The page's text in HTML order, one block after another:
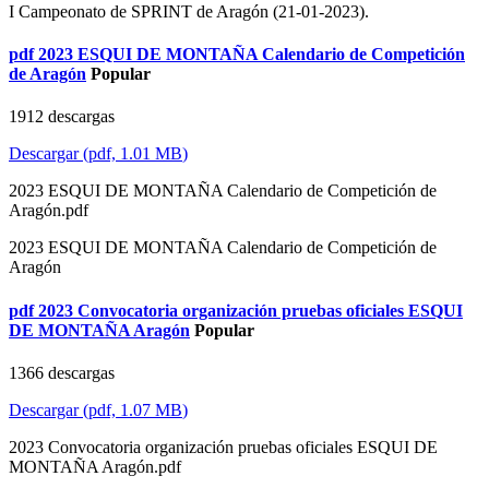
I Campeonato de SPRINT de Aragón (21-01-2023).
pdf 2023 ESQUI DE MONTAÑA Calendario de Competición
de Aragón Popular
1912 descargas
Descargar(pdf, 1.01 MB)
2023 ESQUI DE MONTAÑA Calendario de Competición de
Aragón.pdf
2023 ESQUI DE MONTAÑA Calendario de Competición de
Aragón
pdf 2023 Convocatoria organización pruebas oficiales ESQUI
DE MONTAÑA Aragón Popular
1366 descargas
Descargar(pdf, 1.07 MB)
2023 Convocatoria organización pruebas oficiales ESQUI DE
MONTAÑA Aragón.pdf